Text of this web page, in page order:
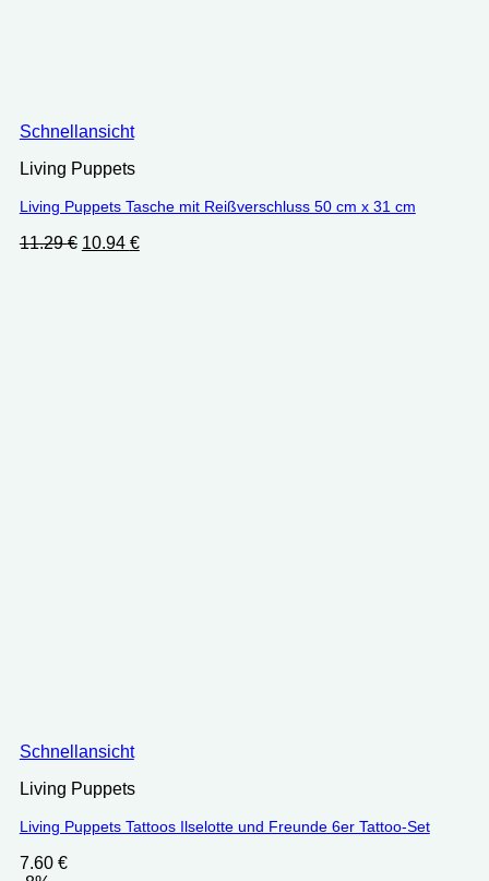
Schnellansicht
Living Puppets
Living Puppets Tasche mit Reißverschluss 50 cm x 31 cm
11.29€ Ursprünglicher
10.94 €Aktueller
Schnellansicht
Living Puppets
Living Puppets Tattoos Ilselotte und Freunde 6er Tattoo-Set
7.60 €